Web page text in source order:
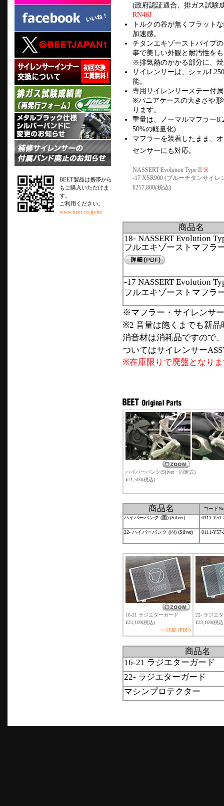
BEET製品は携帯から
もご購入いただけま
す。
ご利用ください。
www.beet.co.jp/m/
(政府認証適合、排ガス試験
RN46J
トルクの谷が無くフラット
加速感。
チタンエキゾーストパイプ
事で美しい外観と耐汚性を
※排気熱のかかる部分に、
サイレンサーは、シェル
能。
専用サイレンサーステー付
※パニアケースの大きさや
ります。
重量は、ノーマルマフラー
50%の軽量化)
マフラーを装着したまま、
センサーにも対応。
NASSERT Evolution Type II ※
-17 XSR900 (ブルーチタンサイレ
¥217,800(税込)
商品名
18- NASSERT Evolution
フルエキゾーストマフラ
-17 NASSERT Evolution
フルエキゾーストマフラ
※マフラー・サイレンサ
※2 音量は飽くまでも新品
消音材は消耗品ですので
ついてはサイレンサー
※在庫限りで廃盤となり
ハイパーバンク(Silver・固定式)
¥71,500(税込)
商品名
コード
ハイパーバンク (固) (Silver)
0111-Y51-
22- ハイパーバンク (固) (Silver) 0111-Y57-
16-21 ラジエターガード
¥23,100(税込)
>>詳細 (PDF)
22- ラジエ
¥23,100(税
商品名
16-21 ラジエターガード
22- ラジエターガード
マシンプロテクター